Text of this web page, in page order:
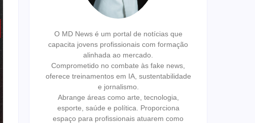
O MD News é um portal de notícias que
capacita jovens profissionais com formação
alinhada ao mercado.
Comprometido no combate às fake news,
oferece treinamentos em IA, sustentabilidade
e jornalismo.
Abrange áreas como arte, tecnologia,
esporte, saúde e política. Proporciona
espaço para profissionais atuarem como